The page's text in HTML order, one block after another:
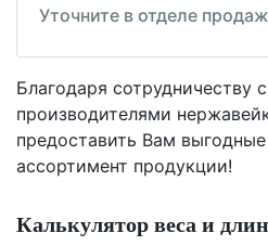
Уточните в отделе продаж
Благодаря сотрудничеству
производителями
предоставить Вам
ассортимент продукции!
Калькулятор веса и